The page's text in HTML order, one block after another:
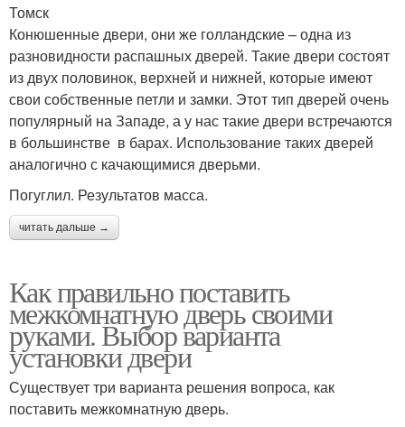
Томск
Конюшенные двери, они же голландские – одна из
разновидности распашных дверей. Такие двери состоят
из двух половинок, верхней и нижней, которые имеют
свои собственные петли и замки. Этот тип дверей очень
популярный на Западе, а у нас такие двери встречаются
в большинстве в барах. Использование таких дверей
аналогично с качающимися дверьми.
Погуглил. Результатов масса.
читать дальше →
Как правильно поставить
межкомнатную дверь своими
руками. Выбор варианта
установки двери
Существует три варианта решения вопроса, как
поставить межкомнатную дверь.